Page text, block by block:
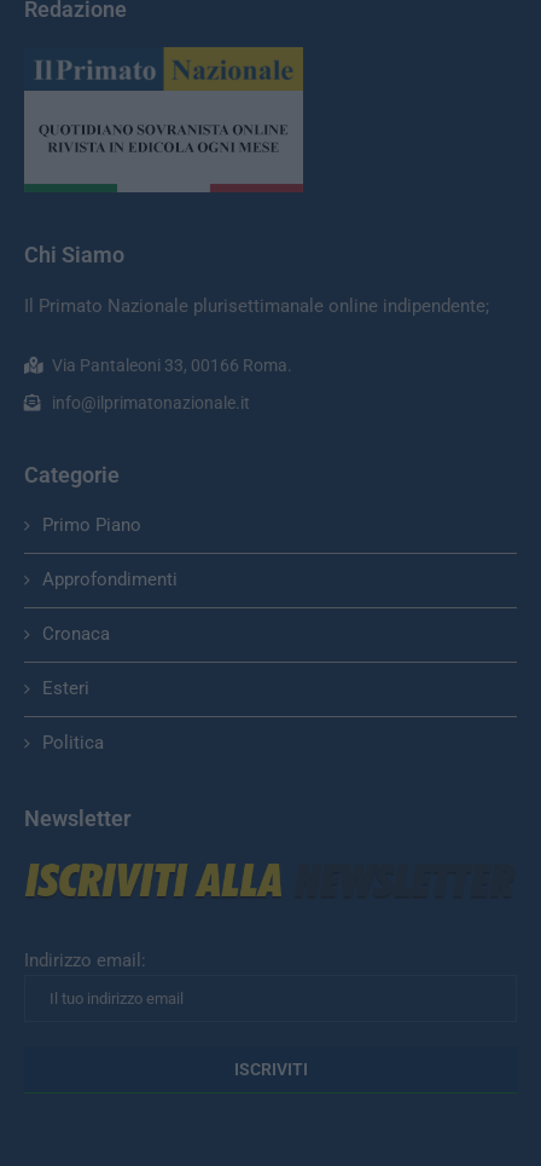
Redazione
Chi Siamo
Il Primato Nazionale plurisettimanale online indipendente;
Via Pantaleoni 33, 00166 Roma.
info@ilprimatonazionale.it
Categorie
Primo Piano
Approfondimenti
Cronaca
Esteri
Politica
Newsletter
Indirizzo email: